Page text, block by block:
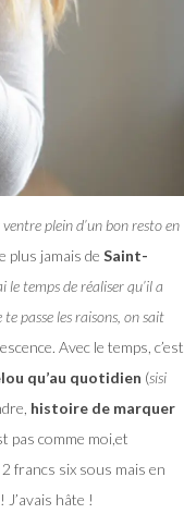
plein d’un bon resto en
plus jamais de Saint-
temps de réaliser qu’il a
te passe les raisons, on sait
Avec le temps, c’est
qu’au quotidien (sisi
histoire de marquer
pas comme moi,et
2 francs six sous mais en
! J’avais hâte !